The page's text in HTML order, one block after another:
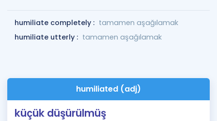
humiliate completely : tamamen aşağılamak
humiliate utterly : tamamen aşağılamak
humiliated (adj)
küçük düşürülmüş